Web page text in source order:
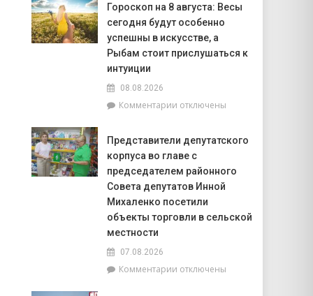
20
июля
по
20
проходит
конкурс
«Лучшая
придомовая
территория
Гороскоп на 8 августа: Весы
сегодня будут особенно
успешны в искусстве, а
Рыбам стоит прислушаться к
интуиции
08.08.2026
Комментариик
на
8
августа:
Весы
сегодня
особенно
отключены
Представители депутатского
корпуса во главе с
председателем районного
Совета депутатов Инной
Михаленко посетили
объекты торговли в сельской
местности
07.08.2026
Комментариикотключены